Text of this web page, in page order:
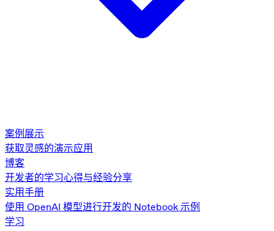
案例展示
获取灵感的演示应用
博客
开发者的学习心得与经验分享
实用手册
使用 OpenAI 模型进行开发的 Notebook 示例
学习